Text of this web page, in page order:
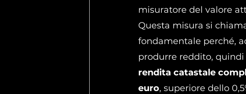
misuratore del valore
Questa misura si
fondamentale perché,
produrre reddito,
rendita catastale
euro, superiore dello